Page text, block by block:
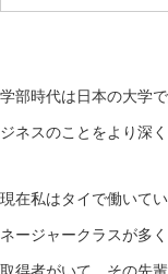
学部時代は日本の大学
ジネスのことをより深
現在私はタイで働いて
ネージャークラスが多